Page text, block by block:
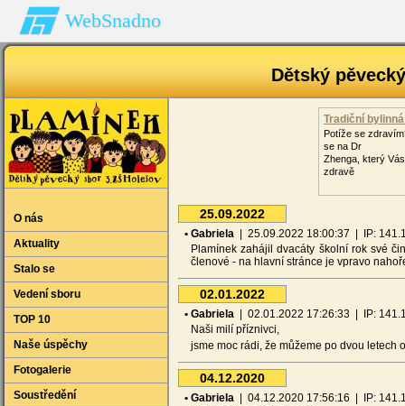
WebSnadno
Dětský
O nás
Aktuality
Stalo se
Vedení sboru
TOP 10
Naše úspěchy
Fotogalerie
Soustředění
Tradiční
Potíže se
se na Dr
Zhenga, který
zdravě
25.09.2022
• Gabriela | 25.09.2022 18:00:37 | IP:
Plamínek zahájil dvacáty školní rok své
členové - na hlavní stránce je vpravo
02.01.2022
• Gabriela | 02.01.2022 17:26:33 | IP:
Naši milí příznivci,
jsme moc rádi, že můžeme po dvou letech
04.12.2020
• Gabriela | 04.12.2020 17:56:16 | IP: